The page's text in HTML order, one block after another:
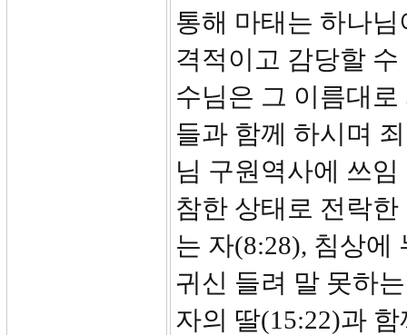
통해 마태는 하나
격적이고 감당할
수님은 그 이름대
들과 함께 하시며
님 구원역사에 쓰
참한 상태로 전락
는 자(8:28), 침상에
귀신 들려 말 못하
자의 딸(15:22)과